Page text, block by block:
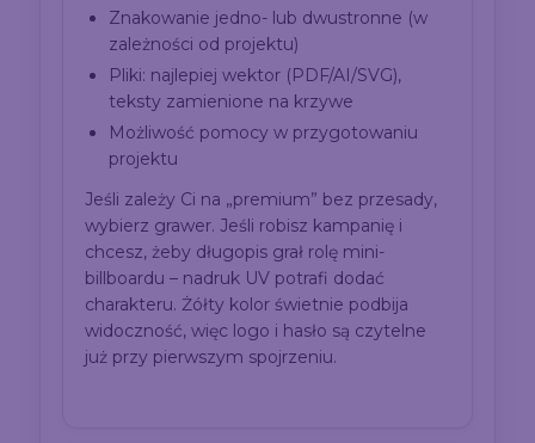
Znakowanie jedno- lub dwustronne (w
zależności od projektu)
Pliki: najlepiej wektor (PDF/AI/SVG),
teksty zamienione na krzywe
Możliwość pomocy w przygotowaniu
projektu
Jeśli zależy Ci na „premium” bez przesady,
wybierz grawer. Jeśli robisz kampanię i
chcesz, żeby długopis grał rolę mini-
billboardu – nadruk UV potrafi dodać
charakteru. Żółty kolor świetnie podbija
widoczność, więc logo i hasło są czytelne
już przy pierwszym spojrzeniu.